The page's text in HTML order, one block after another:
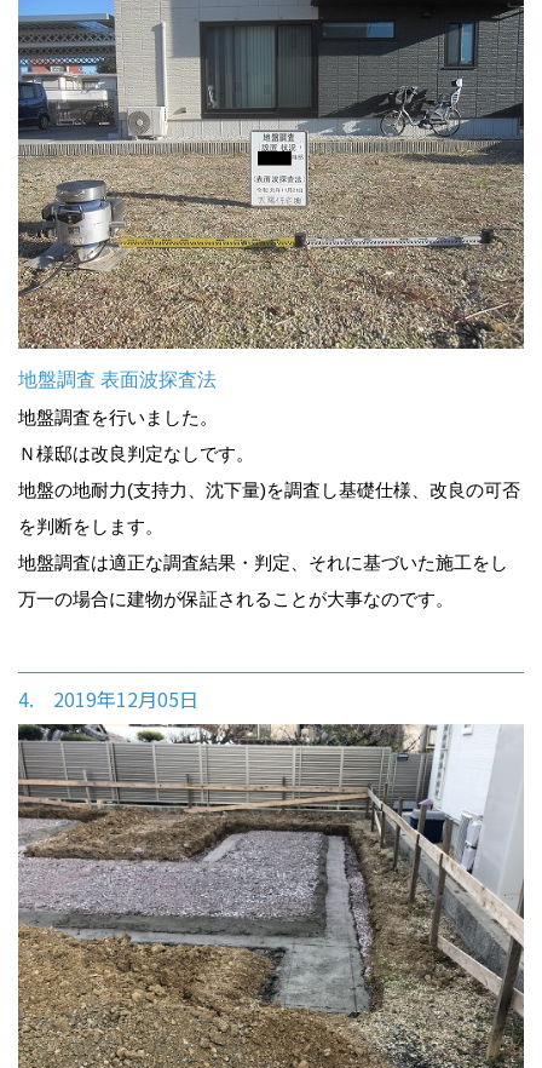
地盤調査 表面波探査法
地盤調査を行いました。
Ｎ様邸は改良判定なしです。
地盤の地耐力(支持力、沈下量)を調査し基礎仕様、改良の可否
を判断をします。
地盤調査は適正な調査結果・判定、それに基づいた施工をし
万一の場合に建物が保証されることが大事なのです。
4. 2019年12月05日